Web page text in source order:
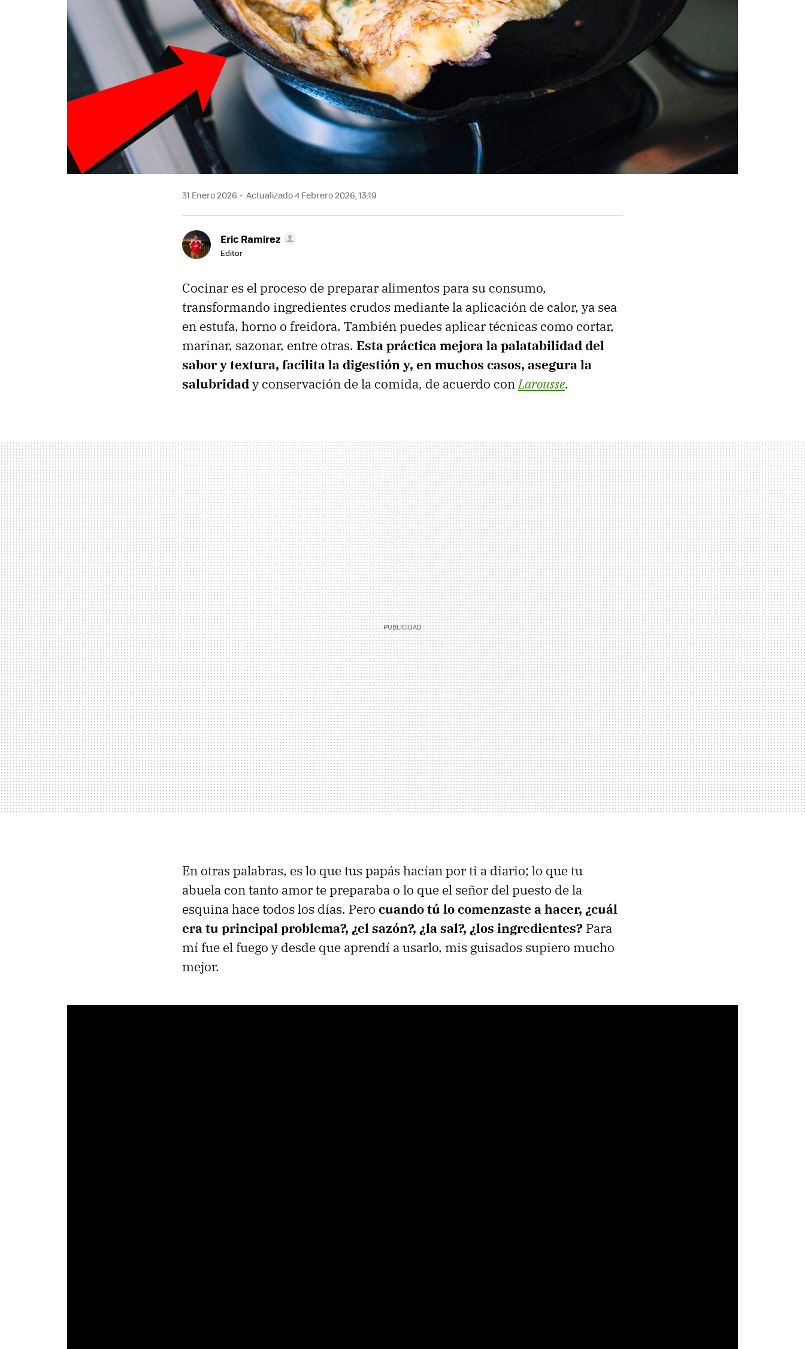
31 Enero 2026 Actualizado 4 Febrero 2026, 13:19
Eric Ramirez
Editor
Cocinar es el proceso de preparar alimentos para su consumo,
transformando ingredientes crudos mediante la aplicación de calor, ya sea
en estufa, horno o freidora. También puedes aplicar técnicas como cortar,
marinar, sazonar, entre otras. Esta práctica mejora la palatabilidad del
sabor y textura, facilita la digestión y, en muchos casos, asegura la
salubridady conservación de la comida, de acuerdo conLarousse.
En otras palabras, es lo que tus papás hacían por ti a diario; lo que tu
abuela con tanto amor te preparaba o lo que el señor del puesto de la
esquina hace todos los días. Pero cuando tú lo comenzaste a hacer, ¿cuál
era tu principal problema?, ¿el sazón?, ¿la sal?, ¿los ingredientes? Para
mí fue el fuego y desde que aprendí a usarlo, mis guisados supiero mucho
mejor.